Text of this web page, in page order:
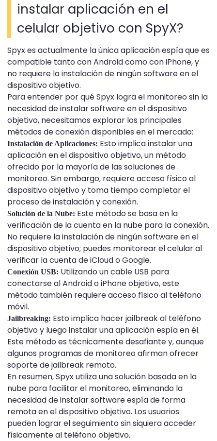
instalar aplicación en el
celular objetivo con SpyX?
Spyx es actualmente la única aplicación espía que es
compatible tanto con Android como con iPhone, y
no requiere la instalación de ningún software en el
dispositivo objetivo.
Para entender por qué Spyx logra el monitoreo sin la
necesidad de instalar software en el dispositivo
objetivo, necesitamos explorar los principales
métodos de conexión disponibles en el mercado:
Instalación de Aplicaciones: Esto implica instalar una
aplicación en el dispositivo objetivo, un método
ofrecido por la mayoría de las soluciones de
monitoreo. Sin embargo, requiere acceso físico al
dispositivo objetivo y toma tiempo completar el
proceso de instalación y conexión.
Solución de la Nube: Este método se basa en la
verificación de la cuenta en la nube para la conexión.
No requiere la instalación de ningún software en el
dispositivo objetivo; puedes monitorear el celular al
verificar la cuenta de iCloud o Google.
Conexión USB: Utilizando un cable USB para
conectarse al Android o iPhone objetivo, este
método también requiere acceso físico al teléfono
móvil.
Jailbreaking: Esto implica hacer jailbreak al teléfono
objetivo y luego instalar una aplicación espía en él.
Este método es técnicamente desafiante y, aunque
algunos programas de monitoreo afirman ofrecer
soporte de jailbreak remoto.
En resumen, Spyx utiliza una solución basada en la
nube para facilitar el monitoreo, eliminando la
necesidad de instalar software espía de forma
remota en el dispositivo objetivo. Los usuarios
pueden lograr el seguimiento sin siquiera acceder
físicamente al teléfono objetivo.